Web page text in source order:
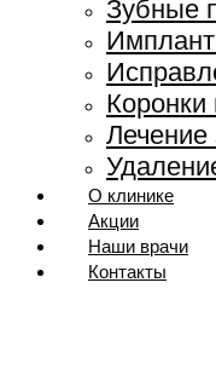
Зубные
Лечение
О клинике
Акции
Наши врачи
Контакты